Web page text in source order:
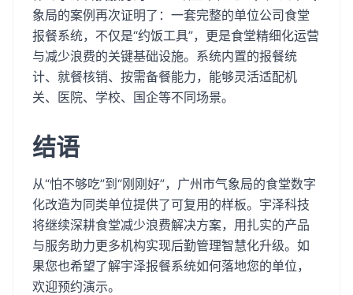
象局的案例再次证明了：一套完整的单位公司食堂
报餐系统，不仅是“约饭工具”，更是食堂精细化运营
与减少浪费的关键基础设施。系统内置的报餐统
计、就餐核销、按需备餐能力，能够灵活适配机
关、医院、学校、国企等不同场景。
结语
从“怕不够吃”到“刚刚好”，广州市气象局的食堂数字
化改造为同类单位提供了可复用的样板。宇泽科技
将继续深耕食堂减少浪费解决方案，用扎实的产品
与服务助力更多机构实现后勤管理智慧化升级。如
果您也希望了解宇泽报餐系统如何落地您的单位，
欢迎预约演示。